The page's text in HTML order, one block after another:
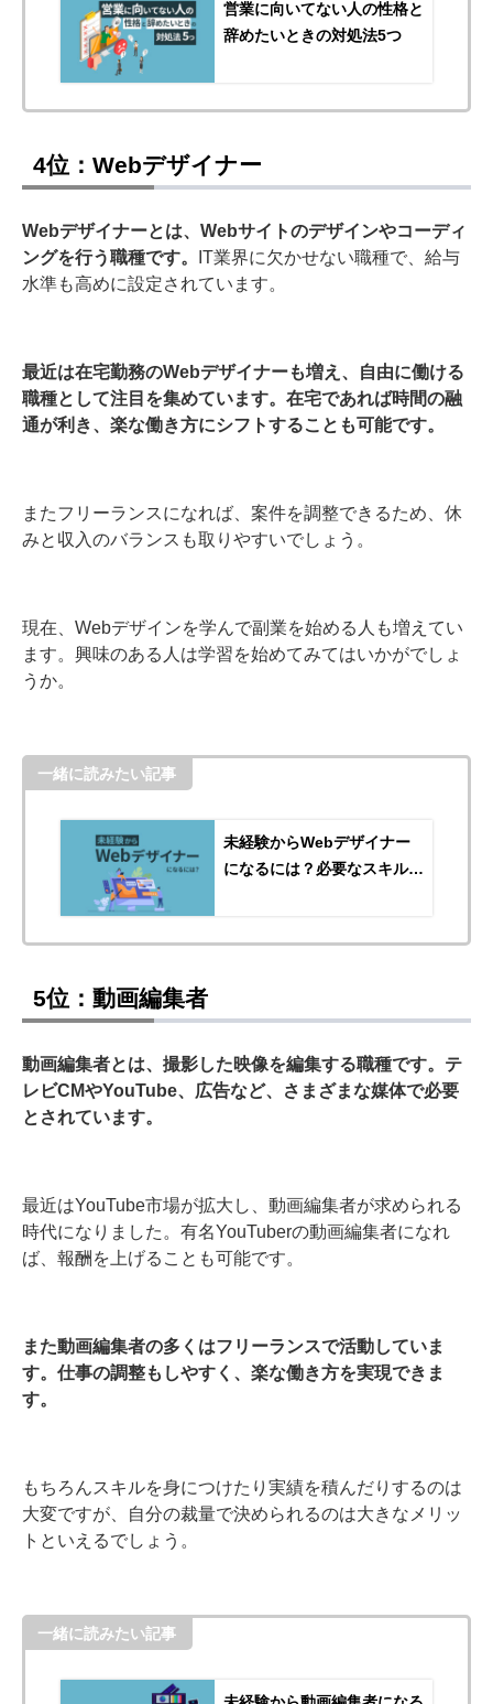
営業に向いてない人の性格と
辞めたいときの対処法5つ
4位：Webデザイナー
Webデザイナーとは、Webサイトのデザインやコーディ
ングを行う職種です。
IT業界に欠かせない職種で、給与
水準も高めに設定されています。
最近は在宅勤務のWebデザイナーも増え、自由に働ける
職種として注目を集めています。在宅であれば時間の融
通が利き、楽な働き方にシフトすることも可能です。
またフリーランスになれば、案件を調整できるため、休
みと収入のバランスも取りやすいでしょう。
現在、Webデザインを学んで副業を始める人も増えてい
ます。興味のある人は学習を始めてみてはいかがでしょ
うか。
一緒に読みたい記事
未経験からWebデザイナー
になるには？必要なスキルや
5位：動画編集者
動画編集者とは、撮影した映像を編集する職種です。テ
レビCMやYouTube、広告など、さまざまな媒体で必要
とされています。
最近はYouTube市場が拡大し、動画編集者が求められる
時代になりました。有名YouTuberの動画編集者になれ
ば、報酬を上げることも可能です。
また動画編集者の多くはフリーランスで活動していま
す。仕事の調整もしやすく、楽な働き方を実現できま
す。
もちろんスキルを身につけたり実績を積んだりするのは
大変ですが、自分の裁量で決められるのは大きなメリッ
トといえるでしょう。
一緒に読みたい記事